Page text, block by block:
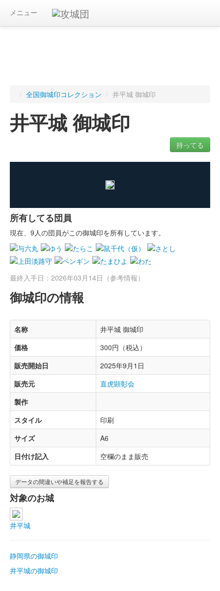
メニュー
/ 全国御城印コレクション / 井平城 御城印
井平城 御城印
持ってる
所有してる団員
現在、9人の団員がこの御城印を所有しています。
最終入手日：2026年03月14日（参考情報）
御城印の情報
名称
井平城 御城印
価格
300円（税込）
販売開始日
2025年9月1日
販売元
直虎顕彰会
製作
スタイル
印刷
サイズ
A6
日付け記入
空欄のまま販売
データの間違いや補足を報告する
対象のお城
井平城
静岡県の御城印
井平城の御城印